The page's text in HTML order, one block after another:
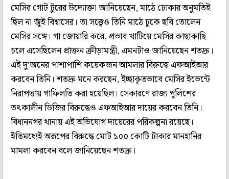
মেসির গোট টুরের উদ্যোক্তা জানিয়েছেন, মাঠে ঢোকার অনুমতিই
ছিল না জুঁই বিশ্বাসের। তা সত্ত্বেও তিনি মাঠে ঢুকে ছবি তোলেন
মেসির সঙ্গে। গা জোয়ারি করে, প্রভাব খাটিয়ে মেসির কাছাকাছি
চলে এসেছিলেন প্রাক্তন ক্রীড়ামন্ত্রী, এমনটাও জানিয়েছেন শতদ্রু।
এই দু'জনের পাশাপাশি কয়েকজন আমলার বিরুদ্ধে এফআইআর
করবেন তিনি। শতদ্রু মনে করছেন, ইচ্ছাকৃতভাবে মেসির ইভেন্টে
নিরাপত্তায় গাফিলতি করা হয়েছিল। সেকারণে রাজ্য পুলিশের
তৎকালীন ডিজির বিরুদ্ধেও এফআইআর দায়ের করবেন তিনি।
বিধাননগর থানায় এই অভিযোগ দায়েরের পরিকল্পনা রয়েছে।
ইতিমধ্যেই অরূপের বিরুদ্ধে মোট ১০০ কোটি টাকার মানহানির
মামলা করবেন বলে জানিয়েছেন শতদ্রু।